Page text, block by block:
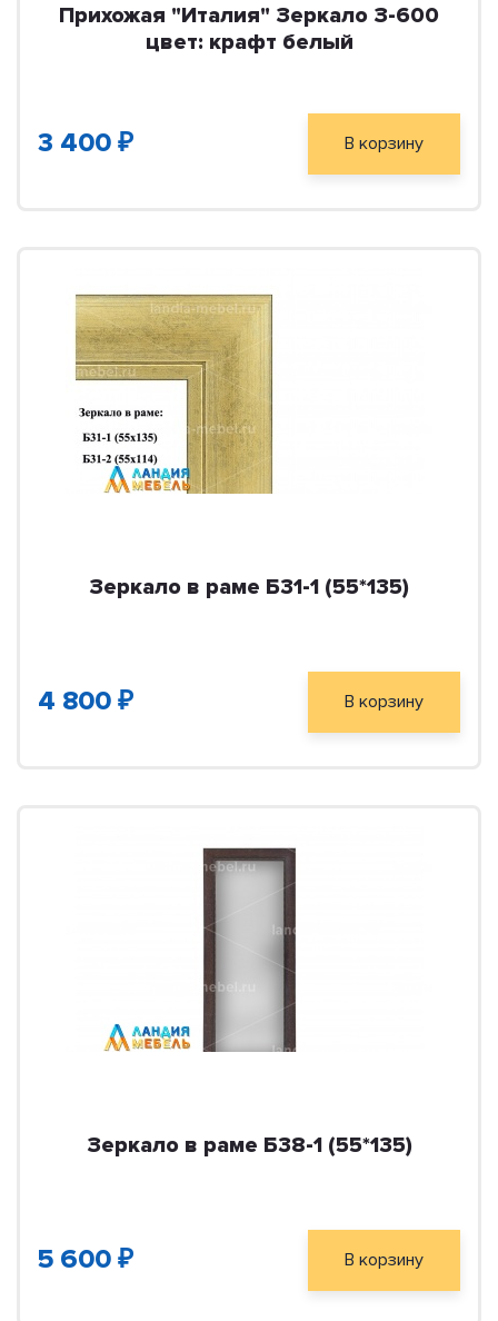
Прихожая "Италия" Зеркало З-600
цвет: крафт белый
3 400 ₽ В корзину
Зеркало в раме Б31-1 (55*135)
4 800 ₽ В корзину
Зеркало в раме Б38-1 (55*135)
5 600 ₽ В корзину